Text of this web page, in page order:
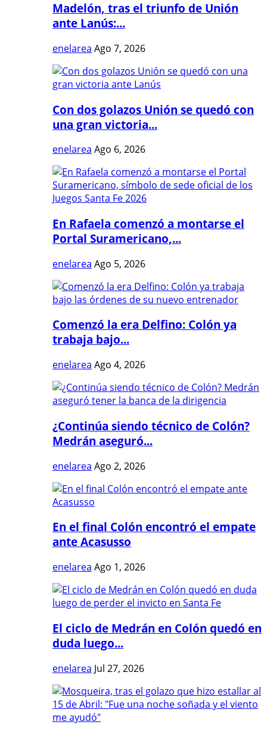
Madelón, tras el triunfo de Unión
ante Lanús:...
enelarea Ago 7, 2026
Con dos golazos Unión se quedó con
una gran victoria...
enelarea Ago 6, 2026
En Rafaela comenzó a montarse el
Portal Suramericano,...
enelarea Ago 5, 2026
Comenzó la era Delfino: Colón ya
trabaja bajo...
enelarea Ago 4, 2026
¿Continúa siendo técnico de Colón?
Medrán aseguró...
enelarea Ago 2, 2026
En el final Colón encontró el empate
ante Acasusso
enelarea Ago 1, 2026
El ciclo de Medrán en Colón quedó en
duda luego...
enelarea Jul 27, 2026